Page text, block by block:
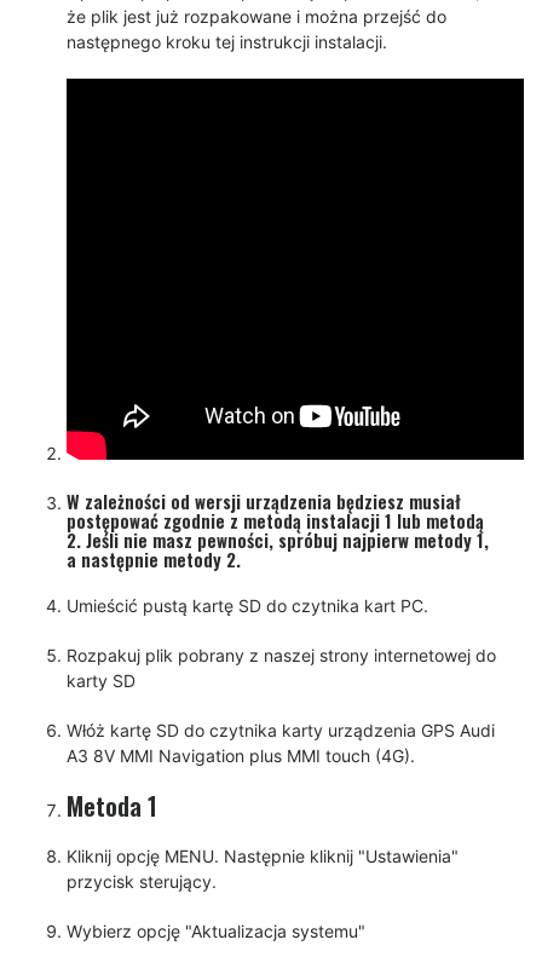
że plik jest już rozpakowane i można przejść do
następnego kroku tej instrukcji instalacji.
W zależności od wersji urządzenia będziesz musiał
postępować zgodnie z metodą instalacji 1 lub metodą
2. Jeśli nie masz pewności, spróbuj najpierw metody 1,
a następnie metody 2.
Umieścić pustą kartę SD do czytnika kart PC.
Rozpakuj plik pobrany z naszej strony internetowej do
karty SD
Włóż kartę SD do czytnika karty urządzenia GPS Audi
A3 8V MMI Navigation plus MMI touch (4G).
Metoda 1
Kliknij opcję MENU. Następnie kliknij "Ustawienia"
przycisk sterujący.
Wybierz opcję "Aktualizacja systemu"